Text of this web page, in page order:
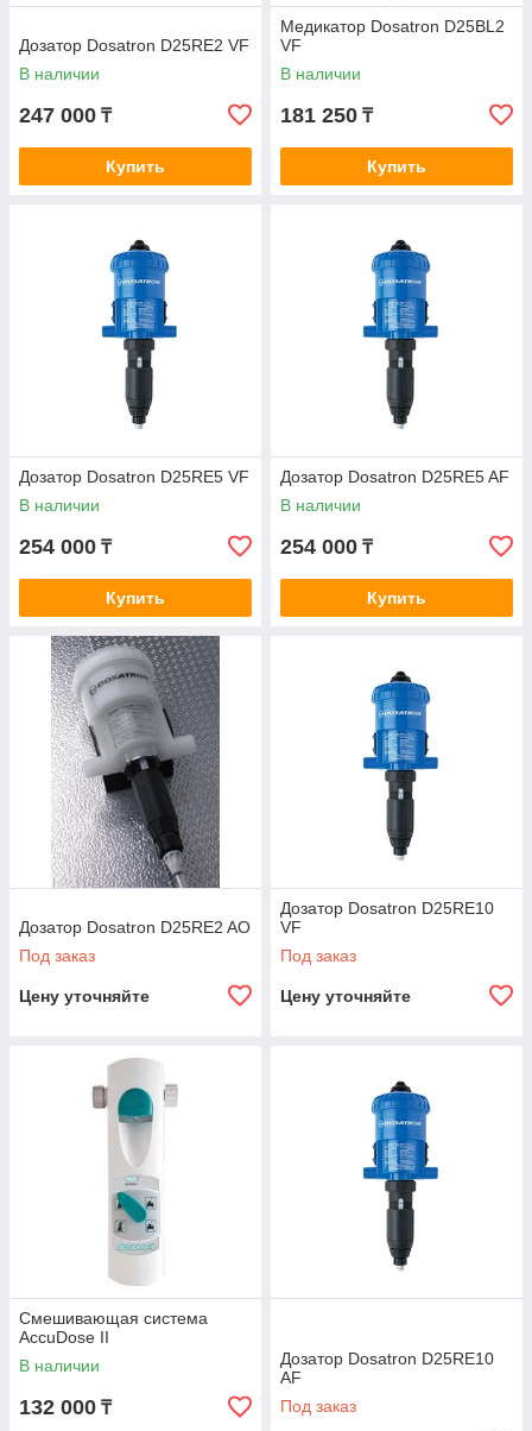
Дозатор Dosatron D25RE2 VF
В наличии
247 000 ₸
Купить
Медикатор Dosatron D25BL2
VF
В наличии
181 250 ₸
Купить
Дозатор Dosatron D25RE5 VF
В наличии
254 000 ₸
Купить
Дозатор Dosatron D25RE5 AF
В наличии
254 000 ₸
Купить
Дозатор Dosatron D25RE2 AO
Под заказ
Цену уточняйте
Дозатор Dosatron D25RE10
VF
Под заказ
Цену уточняйте
Смешивающая система
AccuDose II
В наличии
132 000 ₸
Дозатор Dosatron D25RE10
AF
Под заказ